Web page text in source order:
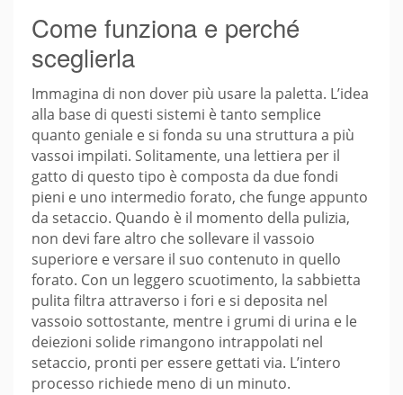
Come funziona e perché
sceglierla
Immagina di non dover più usare la paletta. L’idea
alla base di questi sistemi è tanto semplice
quanto geniale e si fonda su una struttura a più
vassoi impilati. Solitamente, una lettiera per il
gatto di questo tipo è composta da due fondi
pieni e uno intermedio forato, che funge appunto
da setaccio. Quando è il momento della pulizia,
non devi fare altro che sollevare il vassoio
superiore e versare il suo contenuto in quello
forato. Con un leggero scuotimento, la sabbietta
pulita filtra attraverso i fori e si deposita nel
vassoio sottostante, mentre i grumi di urina e le
deiezioni solide rimangono intrappolati nel
setaccio, pronti per essere gettati via. L’intero
processo richiede meno di un minuto.